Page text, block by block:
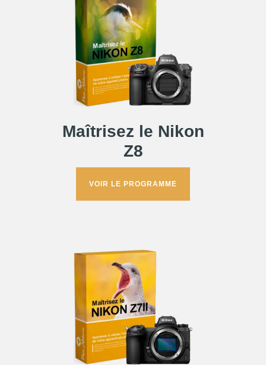
Maîtrisez le Nikon
Z8
VOIR LE PROGRAMME